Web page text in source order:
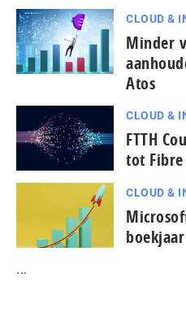
CLOUD &
Minder
Atos
CLOUD &
FTTH
tot Fibre
CLOUD &
...